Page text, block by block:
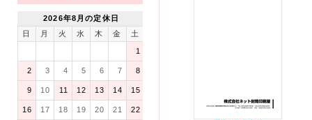
2026年8月の定休日
日
月 火 水 木 金 土
1
2 3 4 5 6 7 8
9 10 11 12 13 14 15
16 17 18 19 20 21 22